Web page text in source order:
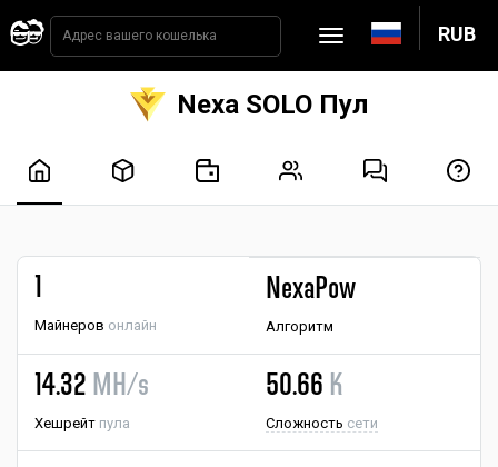
RUB
Nexa SOLO Пул
1
Майнеров онлайн
NexaPow
Алгоритм
14.32 MH/s
Хешрейт пула
50.66 K
Сложность сети